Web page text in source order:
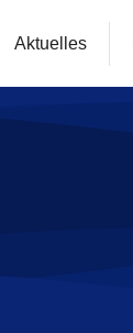
Aktuelles